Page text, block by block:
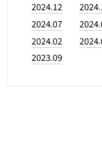
2024.12
2024.07
2024.02
2023.09